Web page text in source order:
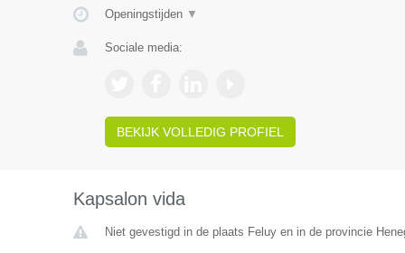
Openingstijden ▼
Sociale media:
BEKIJK VOLLEDIG PROFIEL
Kapsalon vida
Niet gevestigd in de plaats Feluy en in de provincie